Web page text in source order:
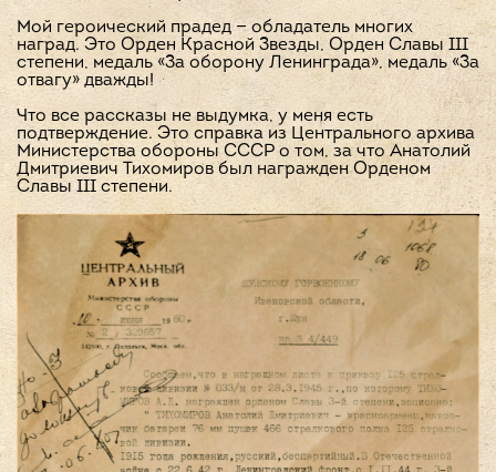
Мой героический прадед — обладатель многих
наград. Это Орден Красной Звезды, Орден Славы III
степени, медаль «За оборону Ленинграда», медаль «За
отвагу» дважды!
Что все рассказы не выдумка, у меня есть
подтверждение. Это справка из Центрального архива
Министерства обороны СССР о том, за что Анатолий
Дмитриевич Тихомиров был награжден Орденом
Славы III степени.